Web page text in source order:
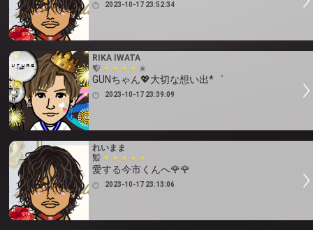
2023-10-17 23:52:34
RIKA IWATA
GUNちゃん💖大切な想い出*゜
2023-10-17 23:39:09
れいまま
愛する今市くんへ🌹🌹
2023-10-17 23:13:06